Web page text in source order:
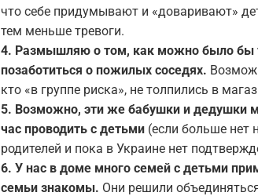
что себе придумывают и «доваривают»
тем меньше тревоги.
4. Размышляю о том, как можно было бы
позаботиться о пожилых соседях.
кто «в группе риска», не толпились в
5. Возможно, эти же бабушки и дедушки
час проводить с детьми (если больше нет
родителей и пока в Украине нет
6. У нас в доме много семей с детьми
семьи знакомы. Они решили